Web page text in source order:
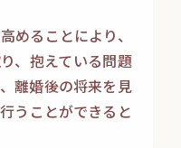
めることにより、
、抱えている問題
離婚後の将来を見
うことができると